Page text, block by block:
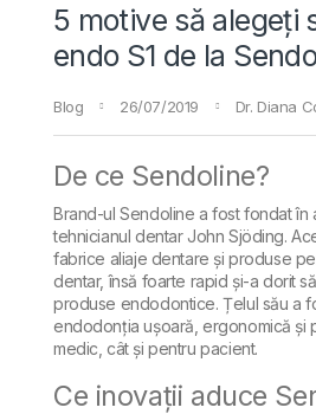
5 motive să alegeți
endo S1 de la
Blog 26/07/2019 Dr. Diana
De ce Sendoline?
Brand-ul Sendoline a fost fondat în
tehnicianul dentar John Sjöding.
fabrice aliaje dentare și produse
dentar, însă foarte rapid și-a dorit
produse endodontice. Țelul său a
endodonția ușoară, ergonomică și
medic, cât și pentru pacient.
Ce inovații aduce